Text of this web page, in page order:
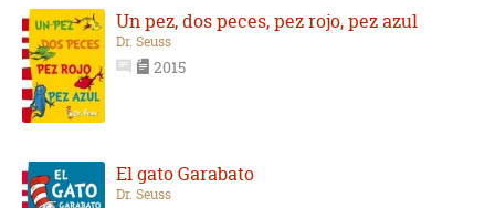
Un pez, dos peces, pez rojo, pez azul
Dr. Seuss
2015
El gato Garabato
Dr. Seuss